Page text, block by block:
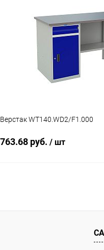
Купить в 1 клик К
В избранное
Верстак WT140.WD2/F1.000
763.68 руб. / шт
Купить в 1 клик К